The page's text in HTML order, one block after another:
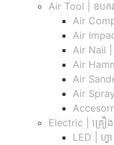
Air Tool | ឧបក
Air
Air
Air Nail
Air
Air
Air
Electric | គ្រឿង
LED | ហ្វា